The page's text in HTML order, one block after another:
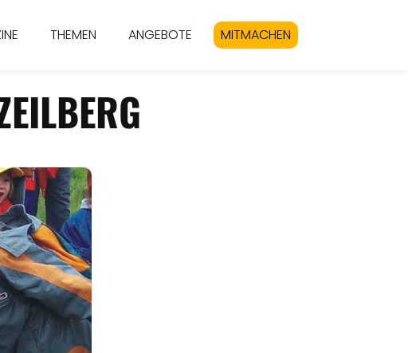
THEMEN ANGEBOTE MITMACHEN